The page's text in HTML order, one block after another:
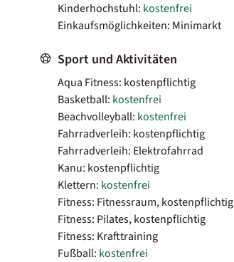
Kinderhochstuhl: kostenfrei
Einkaufsmöglichkeiten: Minimarkt
Sport und Aktivitäten
Aqua Fitness: kostenpflichtig
Basketball: kostenfrei
Beachvolleyball: kostenfrei
Fahrradverleih: kostenpflichtig
Fahrradverleih: Elektrofahrrad
Kanu: kostenpflichtig
Klettern: kostenfrei
Fitness: Fitnessraum, kostenpflichtig
Fitness: Pilates, kostenpflichtig
Fitness: Krafttraining
Fußball: kostenfrei